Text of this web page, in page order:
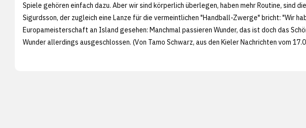
Spiele gehören einfach dazu. Aber wir sind körperlich überlegen, haben mehr Routine, sind
Sigurdsson, der zugleich eine Lanze für die vermeintlichen "Handball-Zwerge" bricht: "Wir
Europameisterschaft an Island gesehen: Manchmal passieren Wunder, das ist doch das
Wunder allerdings ausgeschlossen. (Von Tamo Schwarz, aus den Kieler Nachrichten vom